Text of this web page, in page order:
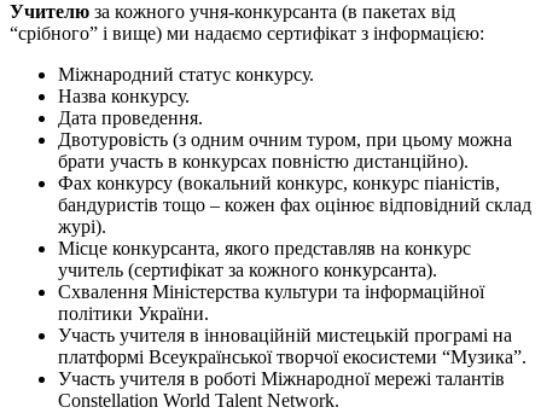
Учителю за кожного учня-конкурсанта (в пакетах від
“срібного” і вище) ми надаємо сертифікат з інформацією:
Міжнародний статус конкурсу.
Назва конкурсу.
Дата проведення.
Двотуровість (з одним очним туром, при цьому можна
брати участь в конкурсах повністю дистанційно).
Фах конкурсу (вокальний конкурс, конкурс піаністів,
бандуристів тощо – кожен фах оцінює відповідний склад
журі).
Місце конкурсанта, якого представляв на конкурс
учитель (сертифікат за кожного конкурсанта).
Схвалення Міністерства культури та інформаційної
політики України.
Участь учителя в інноваційній мистецькій програмі на
платформі Всеукраїнської творчої екосистеми “Музика”.
Участь учителя в роботі Міжнародної мережі талантів
Constellation World Talent Network.